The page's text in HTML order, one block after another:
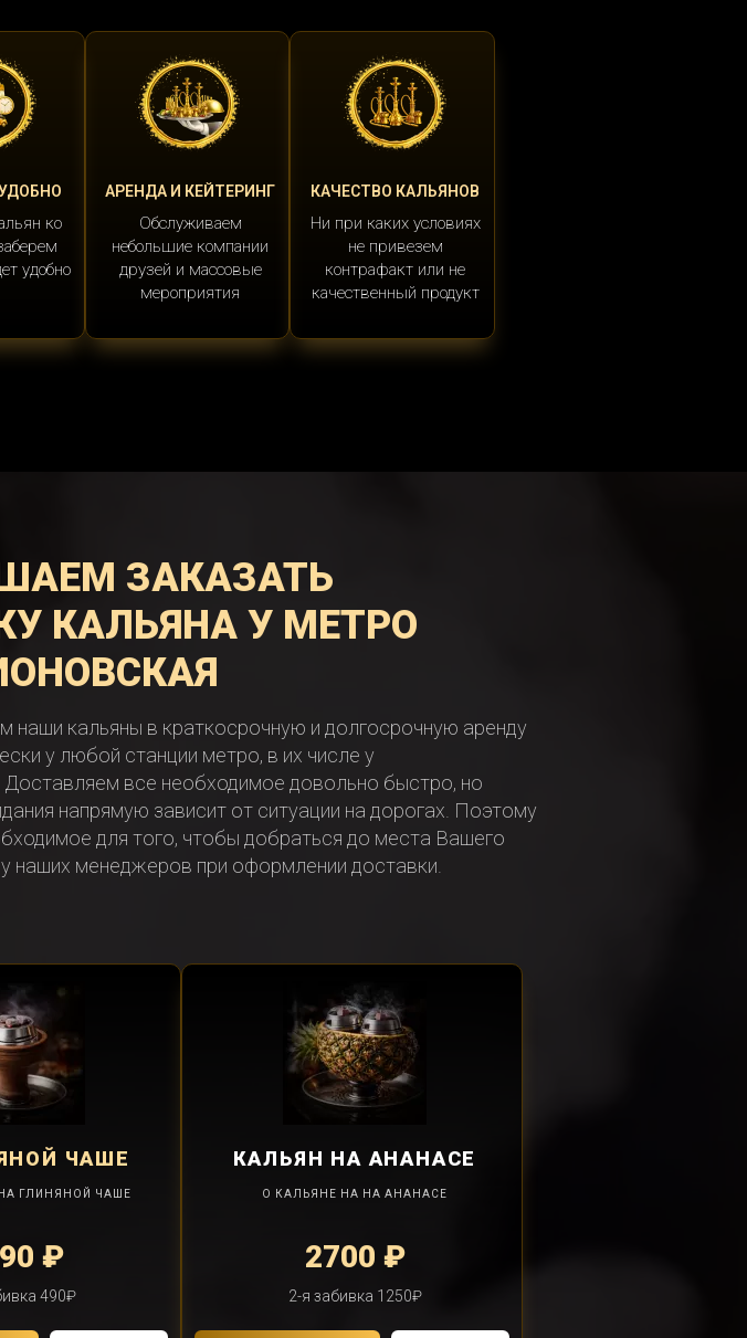
ко
удобно
АРЕНДА И КЕЙТЕРИНГ
Обслуживаем
небольшие компании
друзей и массовые
мероприятия
КАЧЕСТВО КАЛЬЯНОВ
Ни при каких условиях
не привезем
контрафакт или не
качественный продукт
ЗАКАЗАТЬ
КАЛЬЯНА У МЕТРО
наши кальяны в краткосрочную и долгосрочную аренду
у любой станции метро, в их числе у
Доставляем все необходимое довольно быстро, но
напрямую зависит от ситуации на дорогах. Поэтому
для того, чтобы добраться до места Вашего
у наших менеджеров при оформлении доставки.
ЧАШЕ
ГЛИНЯНОЙ ЧАШЕ
₽
490₽
КАЛЬЯН НА АНАНАСЕ
О КАЛЬЯНЕ НА НА АНАНАСЕ
2700 ₽
2-я забивка 1250₽